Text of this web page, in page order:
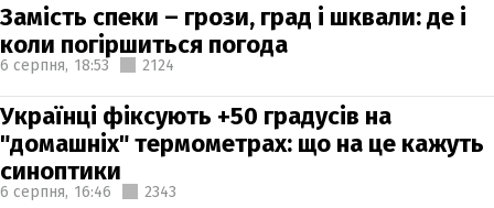
Замість спеки – грози, град і шквали: де і
коли погіршиться погода
6 серпня, 18:53 2124
Українці фіксують +50 градусів на
"домашніх" термометрах: що на це кажуть
синоптики
6 серпня, 16:46 2343